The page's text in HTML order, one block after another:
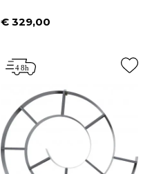
Prijs
€ 329,00